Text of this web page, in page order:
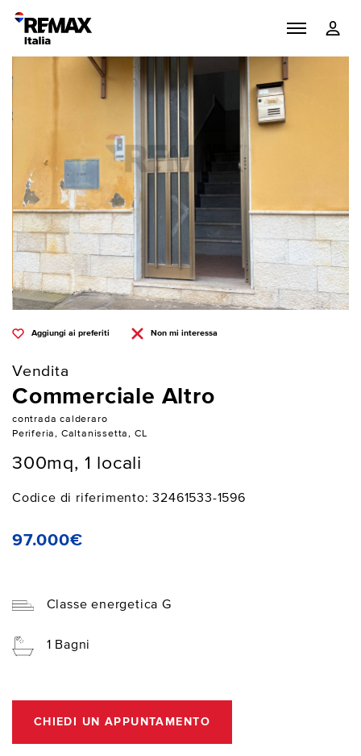
Aggiungi ai preferiti Non mi interessa
Vendita
Commerciale Altro
contrada calderaro
Periferia, Caltanissetta, CL
300mq, 1 locali
Codice di riferimento: 32461533-1596
97.000€
Classe energetica G
1 Bagni
CHIEDI UN APPUNTAMENTO